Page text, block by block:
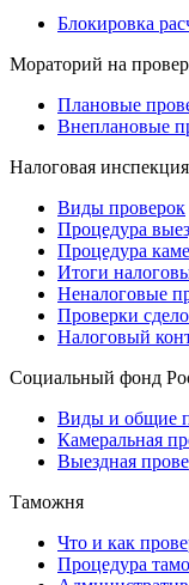
Блокировка
Мораторий на
Плановые
Внеплановые
Налоговая инспекция
Виды проверок
Процедура
Процедура
Итоги
Неналоговые
Проверки
Налоговый
Социальный фонд
Виды и общие
Камеральная
Выездная
Таможня
Что и как
Процедура